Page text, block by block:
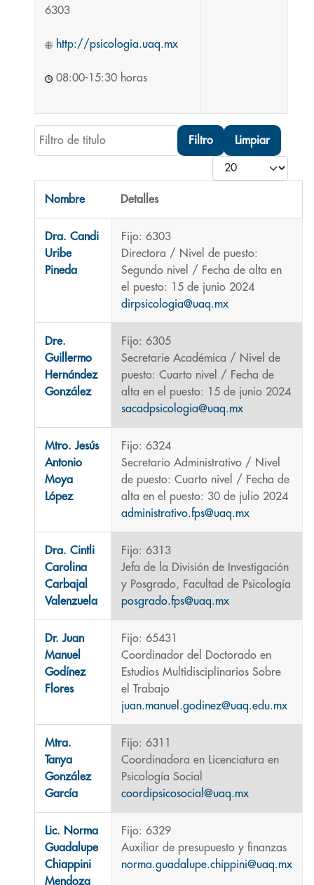
6303
http://psicologia.uaq.mx
08:00-15:30 horas
Filtro de título
Filtro Limpiar
Cantidad
Nombre Detalles
Dra. Candi
Uribe
Pineda
Fijo: 6303
Directora / Nivel de puesto:
Segundo nivel / Fecha de alta en
el puesto: 15 de junio 2024
dirpsicologia@uaq.mx
Dre.
Guillermo
Hernández
González
Fijo: 6305
Secretarie Académica / Nivel de
puesto: Cuarto nivel / Fecha de
alta en el puesto: 15 de junio 2024
sacadpsicologia@uaq.mx
Mtro. Jesús
Antonio
Moya
López
Fijo: 6324
Secretario Administrativo / Nivel
de puesto: Cuarto nivel / Fecha de
alta en el puesto: 30 de julio 2024
administrativo.fps@uaq.mx
Dra. Cintli
Carolina
Carbajal
Valenzuela
Fijo: 6313
Jefa de la División de Investigación
y Posgrado, Facultad de Psicología
posgrado.fps@uaq.mx
Dr. Juan
Manuel
Godínez
Flores
Fijo: 65431
Coordinador del Doctorado en
Estudios Multidisciplinarios Sobre
el Trabajo
juan.manuel.godinez@uaq.edu.mx
Mtra.
Tanya
González
García
Fijo: 6311
Coordinadora en Licenciatura en
Psicología Social
coordipsicosocial@uaq.mx
Lic. Norma
Guadalupe
Chiappini
Mendoza
Fijo: 6329
Auxiliar de presupuesto y finanzas
norma.guadalupe.chippini@uaq.mx